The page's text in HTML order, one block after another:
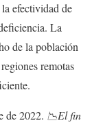
efectividad de
La
de la población
remotas
de 2022. 📉El fin